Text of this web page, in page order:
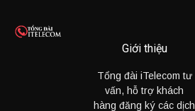
Giới thiệu
Tổng đài iTelecom tư
vấn, hỗ trợ khách
hàng đăng ký các dịch